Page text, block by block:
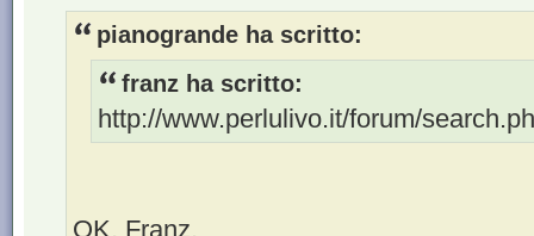
pianogrande ha scritto:
franz ha scritto:
http://www.perlulivo.it/forum/
OK, Franz.